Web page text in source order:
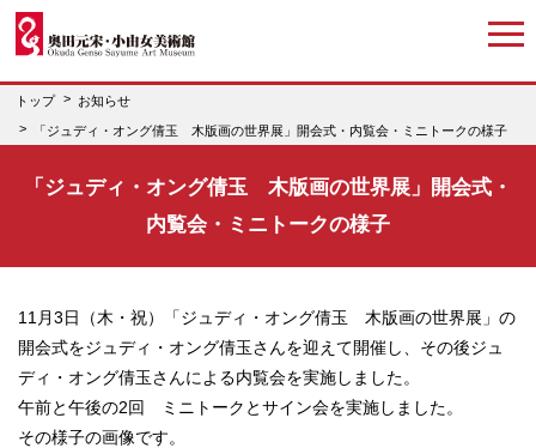
トップ お知らせ
「ジュディ・オング倩玉 木版画の世界展」開会式・内覧会・ミニトークの様子
「ジュディ・オング倩玉 木版画の世界展」開会式・
内覧会・ミニトークの様子
11月3日（木・祝）「ジュディ・オング倩玉 木版画の世界展」の
開会式をジュディ・オング倩玉さんを迎えて開催し、その後ジュ
ディ・オング倩玉さんによる内覧会を実施しました。
午前と午後の2回 ミニトークとサイン会を実施しました。
その様子の画像です。